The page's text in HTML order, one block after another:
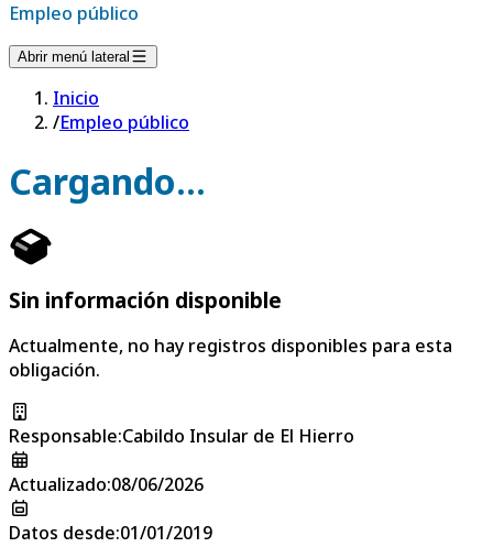
Empleo público
Abrir menú lateral
Inicio
/Empleo público
Cargando...
Sin información disponible
Actualmente, no hay registros disponibles para esta
obligación.
Responsable:Cabildo Insular de El Hierro
Actualizado:08/06/2026
Datos desde:01/01/2019